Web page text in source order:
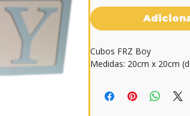
Cubos FRZ Boy
Medidas: 20cm x 20cm